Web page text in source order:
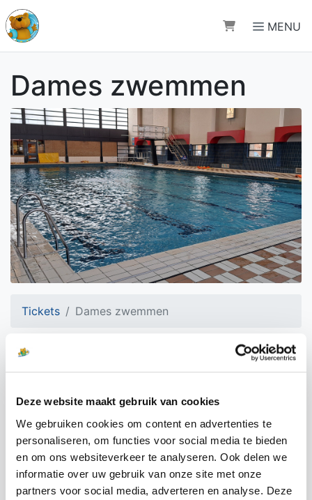
Deze website maakt gebruik van cookies
We gebruiken cookies om content en advertenties te
personaliseren, om functies voor social media te bieden
en om ons websiteverkeer te analyseren. Ook delen we
informatie over uw gebruik van onze site met onze
partners voor social media, adverteren en analyse. Deze
Direct naar de inhoud van de pagina
MENU
Dames zwemmen
Tickets Dames zwemmen